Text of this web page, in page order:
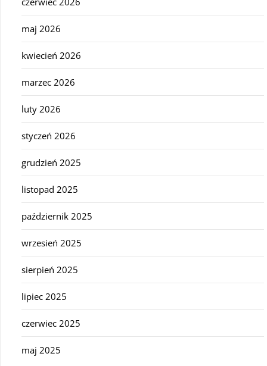
maj 2026
kwiecień 2026
marzec 2026
luty 2026
styczeń 2026
grudzień 2025
listopad 2025
październik 2025
wrzesień 2025
sierpień 2025
lipiec 2025
czerwiec 2025
maj 2025